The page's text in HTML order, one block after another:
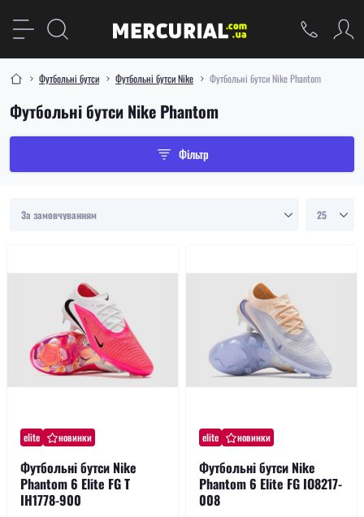
Футбольні бутси Футбольні бутси Nike Футбольні бутси Nike Phantom
Футбольні бутси Nike Phantom
Фільтр
elite новинки
Футбольні бутси Nike
Phantom 6 Elite FG T
IH1778-900
elite новинки
Футбольні бутси Nike
Phantom 6 Elite FG IO8217-
008